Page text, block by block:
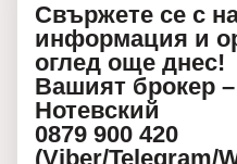
Свържете се с
информация и
оглед още днес!
Вашият брокер
Нотевский
0879 900 420
(Viber/Telegram/